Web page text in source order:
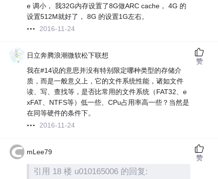
e 调小， 我32G内存设置了8G做ARC cache， 4G 的
设置512M就好了， 8G 的设置1G左右。
2016-11-24
日立奔腾浪潮微软松下联想
我在#14说的意思并没有特别限定哪种类型的存储介
质，而是一般意义上，它的文件系统性能，诸如文件
读、写、查找等，是否比常用的文件系统（FAT32、e
xFAT、NTFS等）低一些、CPu占用率高一些？当然是
在同等硬件的条件下。
2016-11-24
赞
mLee79
引用 18 楼 u010165006 的回复:
赞